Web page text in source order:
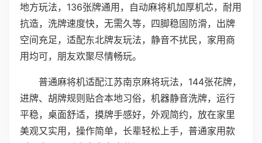
地方玩法，136张牌通用，自动麻将机加厚机芯，耐用
抗造，洗牌速度快，无需久等，四脚稳固防滑，出牌
空间充足，适配东北牌友玩法，静音不扰民，家用商
用均可，朋友欢聚尽情畅玩。
普通麻将机适配江苏南京麻将玩法，144张花牌，
进牌、胡牌规则贴合本地习俗，机器静音洗牌，运行
平稳，桌面舒适，摸牌手感好，外观简约，放在家里
美观又实用，操作简单，长辈轻松上手，普通家用款